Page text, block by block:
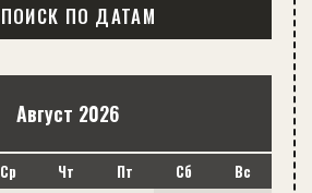
ПОИСК ПО ДАТАМ
Август 2026
Ср Чт Пт Сб
Вс